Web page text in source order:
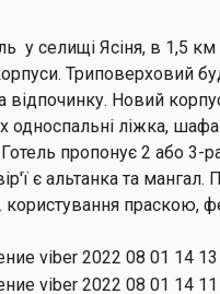
у селищі Ясіня, в 1,5
Триповерховий
відпочинку. Новий
односпальні ліжка,
пропонує 2 або 3-
є альтанка та
користування